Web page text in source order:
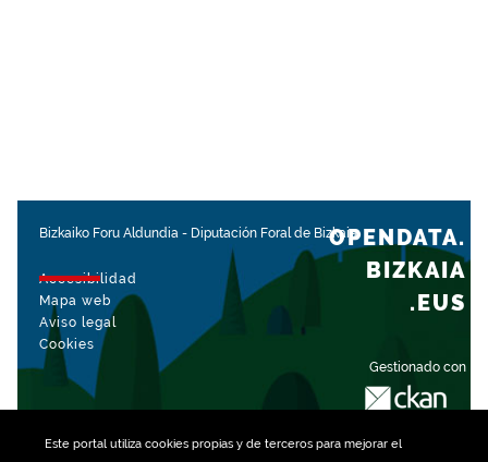
Este portal utiliza cookiespropias y de terceros para mejorar el
Bizkaiko Foru Aldundia - Diputación Foral de Bizkaia
Accesibilidad
Mapa web
Aviso legal
Cookies
Gestionado con
OPENDATA.
BIZKAIA
.EUS